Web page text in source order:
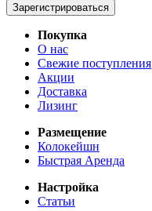
Зарегистрироваться
Покупка
О нас
Свежие поступления
Акции
Доставка
Лизинг
Размещение
Колокейшн
Быстрая Аренда
Настройка
Статьи